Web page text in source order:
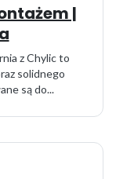
|
z Chylic to
solidnego
są do...